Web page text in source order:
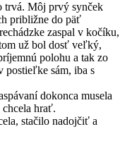
trvá. Môj prvý synček
približne do päť
zaspal v kočíku,
už bol dosť veľký,
polohu a tak zo
postieľke sám, iba s
dokonca musela
hrať.
stačilo nadojčiť a